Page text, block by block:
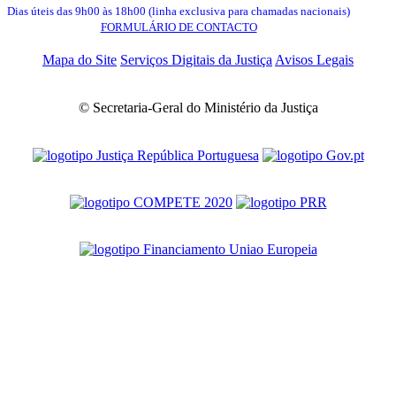
Dias úteis das 9h00 às 18h00 (linha exclusiva para chamadas nacionais)
FORMULÁRIO DE CONTACTO
Mapa do Site Serviços Digitais da Justiça Avisos Legais
© Secretaria-Geral do Ministério da Justiça